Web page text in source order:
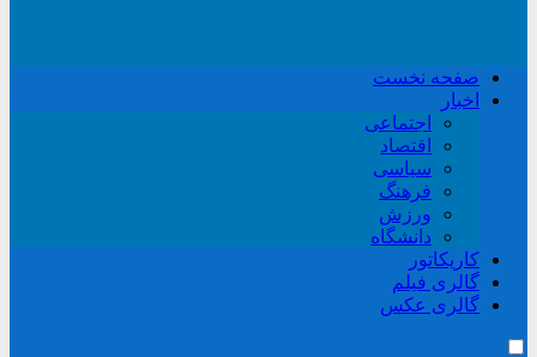
صفحه نخست
اخبار
اجتماعی
اقتصاد
سیاسی
فرهنگ
ورزش
دانشگاه
کاریکاتور
گالری فیلم
گالری عکس